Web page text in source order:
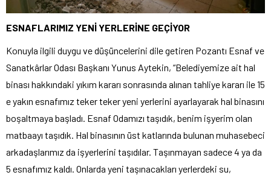
ESNAFLARIMIZ YENİ YERLERİNE GEÇİYOR
Konuyla ilgili duygu ve düşüncelerini dile getiren Pozantı Esnaf ve
Sanatkârlar Odası Başkanı Yunus Aytekin, “Belediyemize ait hal
binası hakkındaki yıkım kararı sonrasında alınan tahliye kararı ile 15
e yakın esnafımız teker teker yeni yerlerini ayarlayarak hal binasını
boşaltmaya başladı. Esnaf Odamızı taşıdık, benim işyerim olan
matbaayı taşıdık. Hal binasının üst katlarında bulunan muhasebeci
arkadaşlarımız da işyerlerini taşıdılar. Taşınmayan sadece 4 ya da
5 esnafımız kaldı. Onlarda yeni taşınacakları yerlerdeki su,